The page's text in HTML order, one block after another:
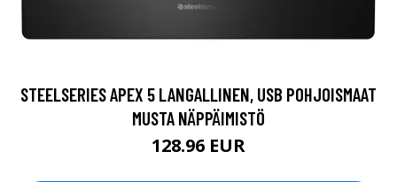
STEELSERIES APEX 5 LANGALLINEN, USB POHJOISMAAT
MUSTA NÄPPÄIMISTÖ
128.96 EUR